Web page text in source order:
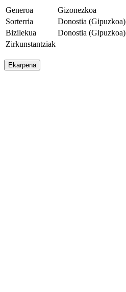
Generoa
Gizonezkoa
Sorterria
Donostia (Gipuzkoa)
Bizilekua
Donostia (Gipuzkoa)
Zirkunstantziak